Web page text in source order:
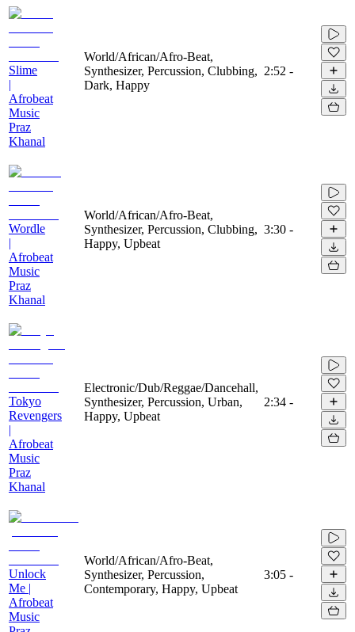
Slime
|
Afrobeat
Music
Praz
Khanal
World/African/Afro-Beat,
Synthesizer, Percussion, Clubbing,
Dark, Happy
2:52 -
Wordle
|
Afrobeat
Music
Praz
Khanal
World/African/Afro-Beat,
Synthesizer, Percussion, Clubbing,
Happy, Upbeat
3:30 -
Tokyo
Revengers
|
Afrobeat
Music
Praz
Khanal
Electronic/Dub/Reggae/Dancehall,
Synthesizer, Percussion, Urban,
Happy, Upbeat
2:34 -
Unlock
Me |
Afrobeat
Music
World/African/Afro-Beat,
Synthesizer, Percussion,
Contemporary, Happy, Upbeat
3:05 -